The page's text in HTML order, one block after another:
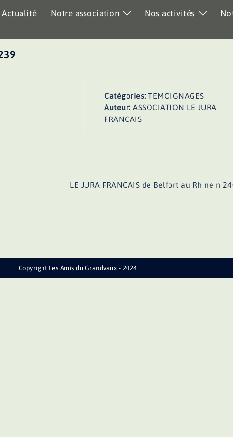
Actualité Notre association Nos activités
Catégories:TEMOIGNAGES
Auteur:ASSOCIATION LE JURA
FRANCAIS
LE JURA FRANCAIS de Belfort au Rh ne n
Copyright Les Amis du Grandvaux - 2024